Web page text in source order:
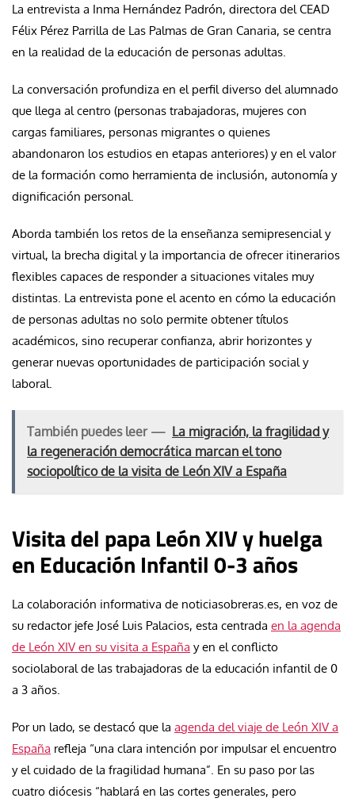
La entrevista a Inma Hernández Padrón, directora del CEAD
Félix Pérez Parrilla de Las Palmas de Gran Canaria, se centra
en la realidad de la educación de personas adultas.
La conversación profundiza en el perfil diverso del alumnado
que llega al centro (personas trabajadoras, mujeres con
cargas familiares, personas migrantes o quienes
abandonaron los estudios en etapas anteriores) y en el valor
de la formación como herramienta de inclusión, autonomía y
dignificación personal.
Aborda también los retos de la enseñanza semipresencial y
virtual, la brecha digital y la importancia de ofrecer itinerarios
flexibles capaces de responder a situaciones vitales muy
distintas. La entrevista pone el acento en cómo la educación
de personas adultas no solo permite obtener títulos
académicos, sino recuperar confianza, abrir horizontes y
generar nuevas oportunidades de participación social y
laboral.
También puedes leer — La migración, la fragilidad y
la regeneración democrática marcan el tono
sociopolítico de la visita de León XIV a España
Visita del papa León XIV y huelga
en Educación Infantil 0-3 años
La colaboración informativa de noticiasobreras.es, en voz de
su redactor jefe José Luis Palacios, esta centrada en la agenda
de León XIV en su visita a España y en el conflicto
sociolaboral de las trabajadoras de la educación infantil de 0
a 3 años.
Por un lado, se destacó que la agenda del viaje de León XIV a
España refleja “una clara intención por impulsar el encuentro
y el cuidado de la fragilidad humana”. En su paso por las
cuatro diócesis “hablará en las cortes generales, pero